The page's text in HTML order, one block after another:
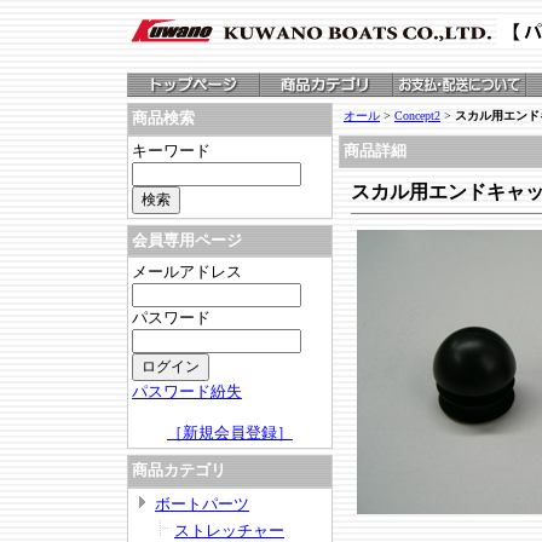
商品検索
キーワード
会員専用ページ
メールアドレス
パスワード
パスワード紛失
［新規会員登録］
商品カテゴリ
ボートパーツ
ストレッチャー
オール > Concept2 > スカル用エン
商品詳細
スカル用エンドキャ